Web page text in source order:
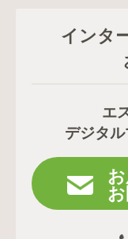
インタ
エ
デジタ